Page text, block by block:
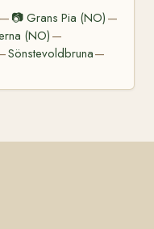
— 📷Grans Pia (NO) —
(NO)—
Sönstevoldbruna—